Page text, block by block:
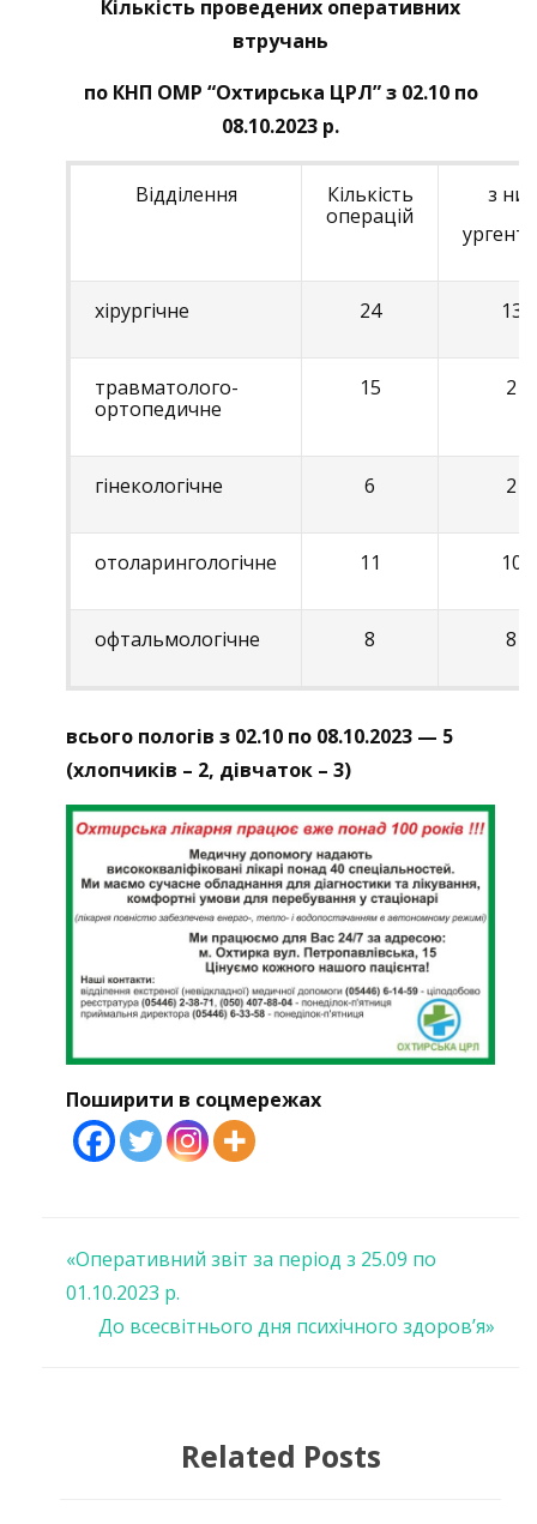
Кількість проведених оперативних
втручань
по КНП ОМР “Охтирська ЦРЛ” з 02.10 по
08.10.2023 р.
Відділення
Кількість
операцій
з них
хірургічне 24 13
травматолого-
ортопедичне
15 2
гінекологічне 6 2
отоларингологічне 11 10
офтальмологічне 8 8
всього пологів з 02.10 по 08.10.2023 — 5
(хлопчиків – 2, дівчаток – 3)
Поширити в соцмережах
Навігація
записів
«Оперативний звіт за період з 25.09 по
01.10.2023 р.
До всесвітнього дня психічного здоров’я»
Related Posts